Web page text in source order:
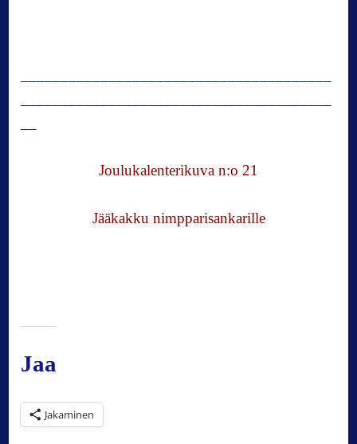
Joulukalenterikuva n:o 21
Jääkakku nimpparisankarille
Jaa
Jakaminen